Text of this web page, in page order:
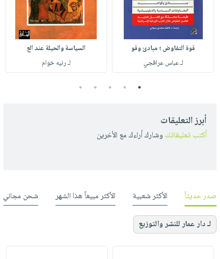
قوة التفاوض ؛ مبادئ وقو
لـ عباس عراقجي
السياسة والحيلة عند الع
لـ رنيه خوام
1
2
3
4
5
أبرز التعليقات
أكتب تعليقاتك وشارك أراءك مع الأخرين
صدر حديثاً الأكثر شعبية الأكثر مبيعاً هذا الشهر شحن مجاني
لـ دار عمار للنشر والتوزيع